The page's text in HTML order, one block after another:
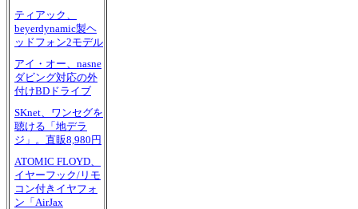
ティアック、
beyerdynamic製ヘ
ッドフォン2モデル
アイ・オー、nasne
ダビング対応の外
付けBDドライブ
SKnet、ワンセグを
聴ける「地デラ
ジ」。直販8,980円
ATOMIC FLOYD、
イヤーフック/リモ
コン付きイヤフォ
ン「AirJax